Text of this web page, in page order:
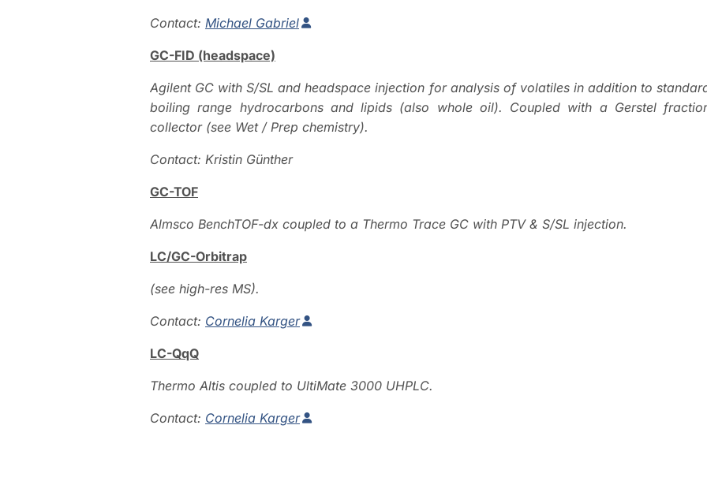
Contact: Michael Gabriel
GC-FID (headspace)
Agilent GC with S/SL and headspace injection for analysis of volatiles in addition to
boiling range hydrocarbons and lipids (also whole oil). Coupled with a Gerstel
collector (see Wet / Prep chemistry).
Contact: Kristin Günther
GC-TOF
Almsco BenchTOF-dx coupled to a Thermo Trace GC with PTV & S/SL injection.
LC/GC-Orbitrap
(see high-res MS).
Contact: Cornelia Karger
LC-QqQ
Thermo Altis coupled to UltiMate 3000 UHPLC.
Contact: Cornelia Karger